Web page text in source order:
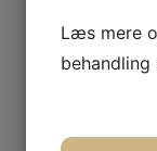
brancher
der 11
arbejder
Læs mere